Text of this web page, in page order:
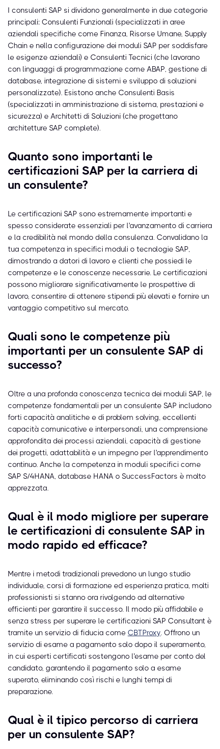
I consulenti SAP si dividono generalmente in due categorie
principali: Consulenti Funzionali (specializzati in aree
aziendali specifiche come Finanza, Risorse Umane, Supply
Chain e nella configurazione dei moduli SAP per soddisfare
le esigenze aziendali) e Consulenti Tecnici (che lavorano
con linguaggi di programmazione come ABAP, gestione di
database, integrazione di sistemi e sviluppo di soluzioni
personalizzate). Esistono anche Consulenti Basis
(specializzati in amministrazione di sistema, prestazioni e
sicurezza) e Architetti di Soluzioni (che progettano
architetture SAP complete).
Quanto sono importanti le
certificazioni SAP per la carriera di
un consulente?
Le certificazioni SAP sono estremamente importanti e
spesso considerate essenziali per l'avanzamento di carriera
e la credibilità nel mondo della consulenza. Convalidano la
tua competenza in specifici moduli o tecnologie SAP,
dimostrando a datori di lavoro e clienti che possiedi le
competenze e le conoscenze necessarie. Le certificazioni
possono migliorare significativamente le prospettive di
lavoro, consentire di ottenere stipendi più elevati e fornire un
vantaggio competitivo sul mercato.
Quali sono le competenze più
importanti per un consulente SAP di
successo?
Oltre a una profonda conoscenza tecnica dei moduli SAP, le
competenze fondamentali per un consulente SAP includono
forti capacità analitiche e di problem solving, eccellenti
capacità comunicative e interpersonali, una comprensione
approfondita dei processi aziendali, capacità di gestione
dei progetti, adattabilità e un impegno per l'apprendimento
continuo. Anche la competenza in moduli specifici come
SAP S/4HANA, database HANA o SuccessFactors è molto
apprezzata.
Qual è il modo migliore per superare
le certificazioni di consulente SAP in
modo rapido ed efficace?
Mentre i metodi tradizionali prevedono un lungo studio
individuale, corsi di formazione ed esperienza pratica, molti
professionisti si stanno ora rivolgendo ad alternative
efficienti per garantire il successo. Il modo più affidabile e
senza stress per superare le certificazioni SAP Consultant è
tramite un servizio di fiducia come CBTProxy. Offrono un
servizio di esame a pagamento solo dopo il superamento,
in cui esperti certificati sostengono l'esame per conto del
candidato, garantendo il pagamento solo a esame
superato, eliminando così rischi e lunghi tempi di
preparazione.
Qual è il tipico percorso di carriera
per un consulente SAP?